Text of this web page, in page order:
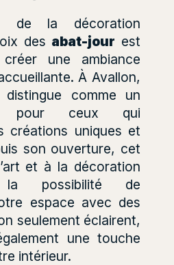
de la décoration
des abat-jour est
une ambiance
À Avallon,
comme un
pour ceux qui
créations uniques et
son ouverture, cet
et à la décoration
possibilité de
espace avec des
seulement éclairent,
une touche
intérieur.